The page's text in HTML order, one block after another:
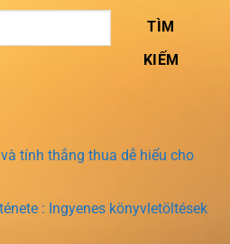
TÌM
KIẾM
tính thắng thua dễ hiểu cho
: Ingyenes könyvletöltések